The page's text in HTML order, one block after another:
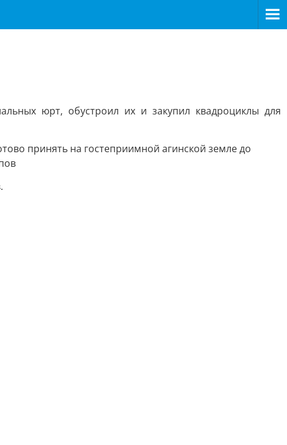
юрт, обустроил их и закупил квадроциклы для
принять на гостеприимной агинской земле до